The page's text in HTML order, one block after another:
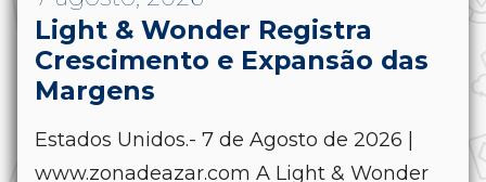
Light & Wonder Registra
Crescimento e Expansão das
Margens
Estados Unidos.- 7 de Agosto de 2026 |
www.zonadeazar.com A Light & Wonder